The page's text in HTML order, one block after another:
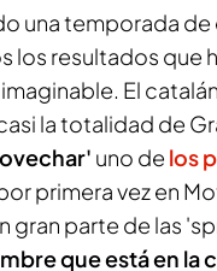
una temporada de
los resultados que
El
la totalidad de
uno de los
primera vez en
parte de las
que está en la